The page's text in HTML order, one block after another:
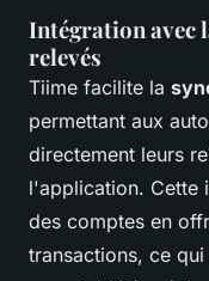
Intégration avec
relevés
Tiime facilite la
permettant aux
directement leurs
l'application. Cette
des comptes en
transactions, ce